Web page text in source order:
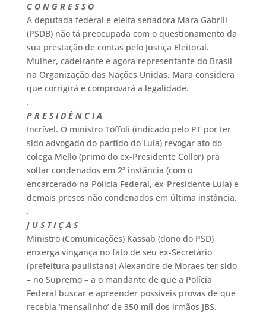
C O N G R E S S O
A deputada federal e eleita senadora Mara Gabrili
(PSDB) não tá preocupada com o questionamento da
sua prestação de contas pelo Justiça Eleitoral.
Mulher, cadeirante e agora representante do Brasil
na Organização das Nações Unidas, Mara considera
que corrigirá e comprovará a legalidade.
.
P R E S I D Ê N C I A
Incrível. O ministro Toffoli (indicado pelo PT por ter
sido advogado do partido do Lula) revogar ato do
colega Mello (primo do ex-Presidente Collor) pra
soltar condenados em 2ª instância (com o
encarcerado na Polícia Federal, ex-Presidente Lula) e
demais presos não condenados em última instância.
.
J U S T I Ç A S
Ministro (Comunicações) Kassab (dono do PSD)
enxerga vingança no fato de seu ex-Secretário
(prefeitura paulistana) Alexandre de Moraes ter sido
– no Supremo – a o mandante de que a Polícia
Federal buscar e apreender possíveis provas de que
recebia ‘mensalinho’ de 350 mil dos irmãos JBS.